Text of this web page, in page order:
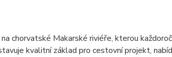
chorvatské Makarské riviéře, kterou
kvalitní základ pro cestovní projekt,